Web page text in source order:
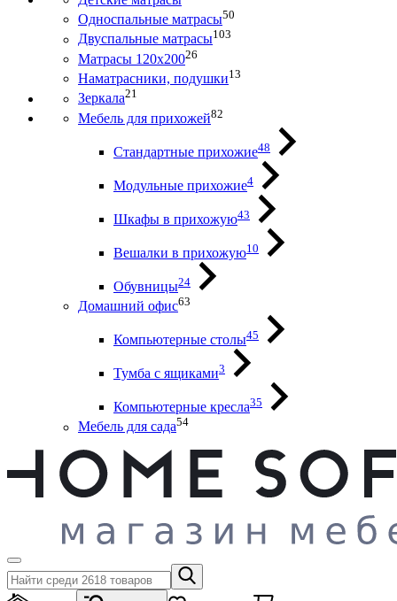
Односпальные матрасы50
Двуспальные матрасы103
Матрасы 120х20026
Наматрасники, подушки13
Зеркала21
Мебель для прихожей82
Стандартные прихожие48
Модульные прихожие4
Шкафы в прихожую43
Вешалки в прихожую10
Обувницы24
Домашний офис63
Компьютерные столы45
Тумба с ящиками3
Компьютерные кресла35
Мебель для сада54